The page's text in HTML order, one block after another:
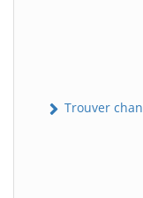
Trouver